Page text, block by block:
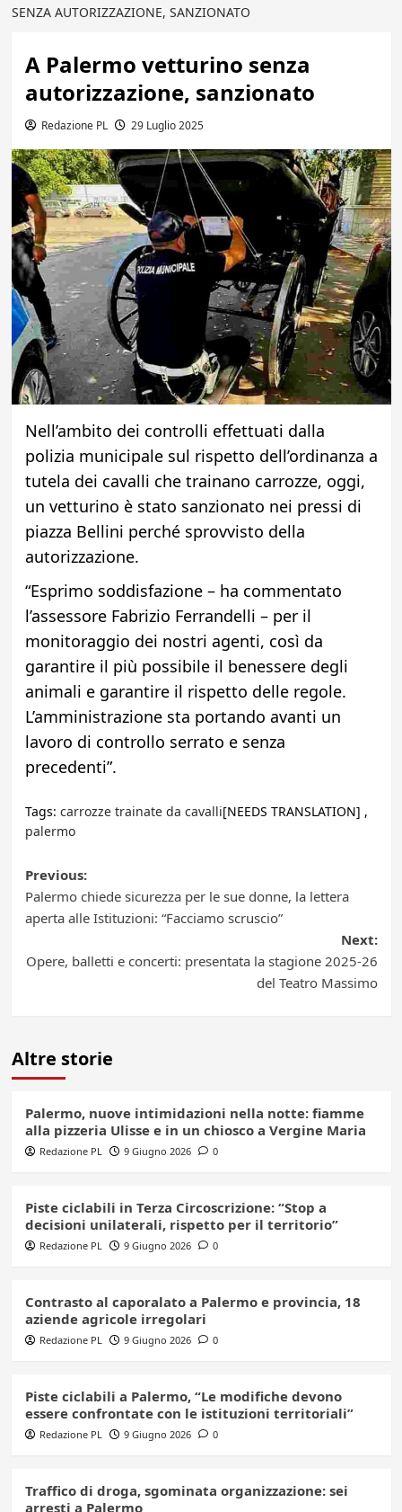
SENZA AUTORIZZAZIONE, SANZIONATO
A Palermo vetturino senza
autorizzazione, sanzionato
Redazione PL 29 Luglio 2025
Nell’ambito dei controlli effettuati dalla
polizia municipale sul rispetto dell’ordinanza a
tutela dei cavalli che trainano carrozze, oggi,
un vetturino è stato sanzionato nei pressi di
piazza Bellini perché sprovvisto della
autorizzazione.
“Esprimo soddisfazione – ha commentato
l’assessore Fabrizio Ferrandelli – per il
monitoraggio dei nostri agenti, così da
garantire il più possibile il benessere degli
animali e garantire il rispetto delle regole.
L’amministrazione sta portando avanti un
lavoro di controllo serrato e senza
precedenti”.
Tags: carrozze trainate da cavalli[NEEDS TRANSLATION] ,
palermo
Post
navigation
Previous:
Palermo chiede sicurezza per le sue donne, la lettera
aperta alle Istituzioni: “Facciamo scruscio”
Next:
Opere, balletti e concerti: presentata la stagione 2025-26
del Teatro Massimo
Altre storie
Palermo, nuove intimidazioni nella notte: fiamme
alla pizzeria Ulisse e in un chiosco a Vergine Maria
Redazione PL 9 Giugno 2026 0
Piste ciclabili in Terza Circoscrizione: “Stop a
decisioni unilaterali, rispetto per il territorio”
Redazione PL 9 Giugno 2026 0
Contrasto al caporalato a Palermo e provincia, 18
aziende agricole irregolari
Redazione PL 9 Giugno 2026 0
Piste ciclabili a Palermo, “Le modifiche devono
essere confrontate con le istituzioni territoriali”
Redazione PL 9 Giugno 2026 0
Traffico di droga, sgominata organizzazione: sei
arresti a Palermo